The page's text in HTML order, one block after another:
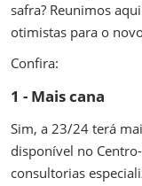
safra? Reunimos
otimistas para o
Confira:
1 - Mais cana
Sim, a 23/24 terá
disponível no
consultorias